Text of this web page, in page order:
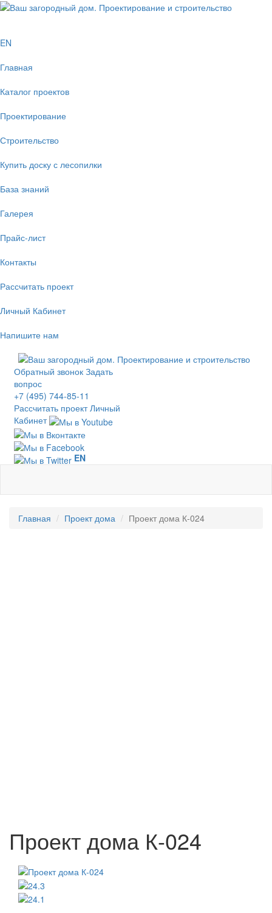
EN
Главная
Каталог проектов
Проектирование
Строительство
Купить доску с лесопилки
База знаний
Галерея
Прайс-лист
Контакты
Рассчитать проект
Личный Кабинет
Напишите нам
Обратный звонок Задать
вопрос
+7 (495) 744-85-11
Рассчитать проект Личный
Кабинет
EN
Главная Проект дома Проект дома К-024
Проект дома К-024